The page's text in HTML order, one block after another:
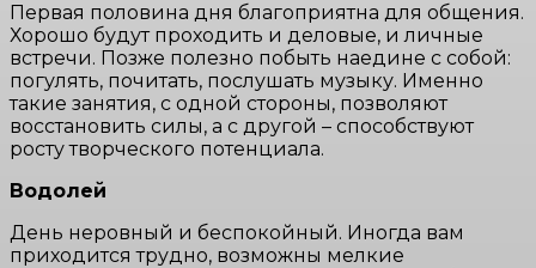
Первая половина дня благоприятна для общения.
Хорошо будут проходить и деловые, и личные
встречи. Позже полезно побыть наедине с собой:
погулять, почитать, послушать музыку. Именно
такие занятия, с одной стороны, позволяют
восстановить силы, а с другой – способствуют
росту творческого потенциала.
Водолей
День неровный и беспокойный. Иногда вам
приходится трудно, возможны мелкие